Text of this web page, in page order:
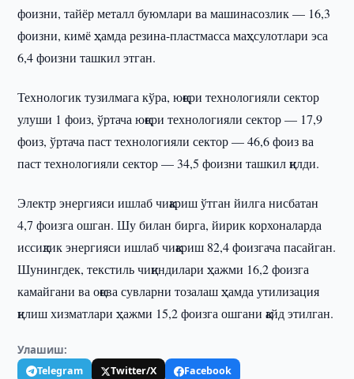
фоизни, тайёр металл буюмлари ва машинасозлик — 16,3
фоизни, кимё ҳамда резина-пластмасса маҳсулотлари эса
6,4 фоизни ташкил этган.
Технологик тузилмага кўра, юқори технологияли сектор
улуши 1 фоиз, ўртача юқори технологияли сектор — 17,9
фоиз, ўртача паст технологияли сектор — 46,6 фоиз ва
паст технологияли сектор — 34,5 фоизни ташкил қилди.
Электр энергияси ишлаб чиқариш ўтган йилга нисбатан
4,7 фоизга ошган. Шу билан бирга, йирик корхоналарда
иссиқлик энергияси ишлаб чиқариш 82,4 фоизгача пасайган.
Шунингдек, текстиль чиқиндилари ҳажми 16,2 фоизга
камайгани ва оқова сувларни тозалаш ҳамда утилизация
қилиш хизматлари ҳажми 15,2 фоизга ошгани қайд этилган.
Улашиш:
Telegram Twitter/X
Facebook